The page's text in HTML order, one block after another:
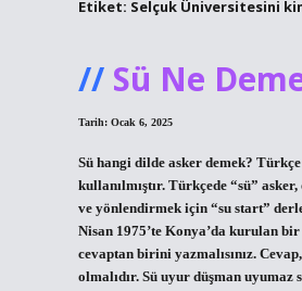
Etiket: Selçuk Üniversitesini
Sü Ne
Tarih: Ocak 6, 2025
Sü hangi dilde asker demek?
kullanılmıştır. Türkçede “sü”
ve yönlendirmek için “su start”
Nisan 1975’te Konya’da kurulan
cevaptan birini yazmalısınız.
olmalıdır. Sü uyur düşman uyumaz